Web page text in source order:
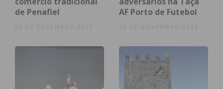
de Penafiel
AF Porto de Futebol